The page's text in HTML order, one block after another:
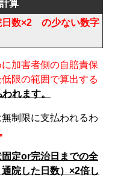
算
日数×2 の少ない数字
加害者側の自賠責保
限の範囲で算出する
れます。
制限に支払われるわ
定or完治日までの全
院した日数）×2倍し